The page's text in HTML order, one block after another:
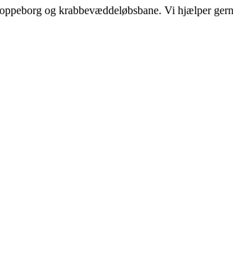
og krabbevæddeløbsbane. Vi hjælper